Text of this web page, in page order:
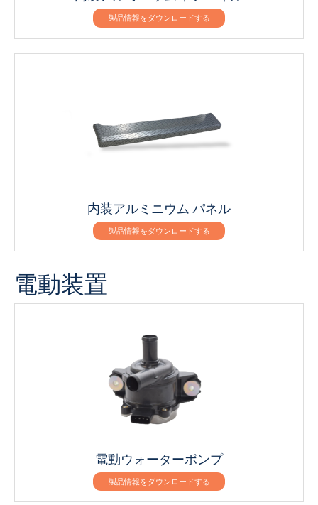
製品情報をダウンロードする
内装アルミニウム パネル
製品情報をダウンロードする
電動装置
電動ウォーターポンプ
製品情報をダウンロードする